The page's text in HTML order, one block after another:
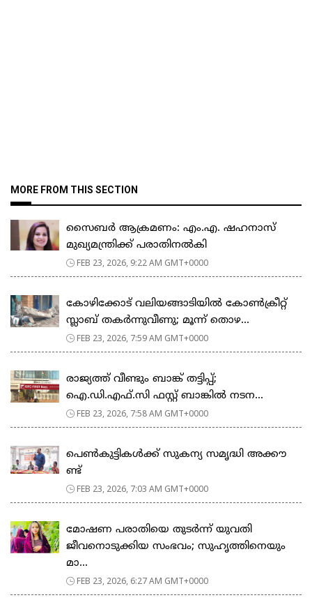
MORE FROM THIS SECTION
സൈബർ ആക്രമണം: എം.എ. ഷഹനാസ്
മുഖ്യമന്ത്രിക്ക് പരാതിനൽകി
FEB 23, 2026, 9:22 AM GMT+0000
കോഴിക്കോട് വലിയങ്ങാടിയിൽ കോൺക്രീറ്റ്
സ്ലാബ് തകർന്നുവീണു; മൂന്ന് തൊഴ...
FEB 23, 2026, 7:59 AM GMT+0000
രാജ്യത്ത് വീണ്ടും ബാങ്ക് തട്ടിപ്പ്;
ഐ.ഡി.എഫ്.സി ഫസ്റ്റ് ബാങ്കിൽ നടന...
FEB 23, 2026, 7:58 AM GMT+0000
പെ​ൺ​കു​ട്ടി​ക​ൾ​ക്ക് സു​ക​ന്യ സ​മൃ​ദ്ധി അ​ക്കൗ​
ണ്ട്
FEB 23, 2026, 7:03 AM GMT+0000
മോഷണ പരാതിയെ തുടര്‍ന്ന് യുവതി
ജീവനൊടുക്കിയ സംഭവം; സുഹൃത്തിനെയും
മാ...
FEB 23, 2026, 6:27 AM GMT+0000